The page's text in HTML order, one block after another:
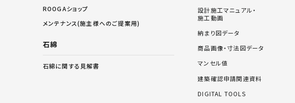
ROOGAショップ
メンテナンス(施主様へのご提案用)
石綿
石綿に関する見解書
設計施工マニュアル・
施工動画
納まり図データ
商品画像・寸法図データ
マンセル値
建築確認申請関連資料
DIGITAL TOOLS